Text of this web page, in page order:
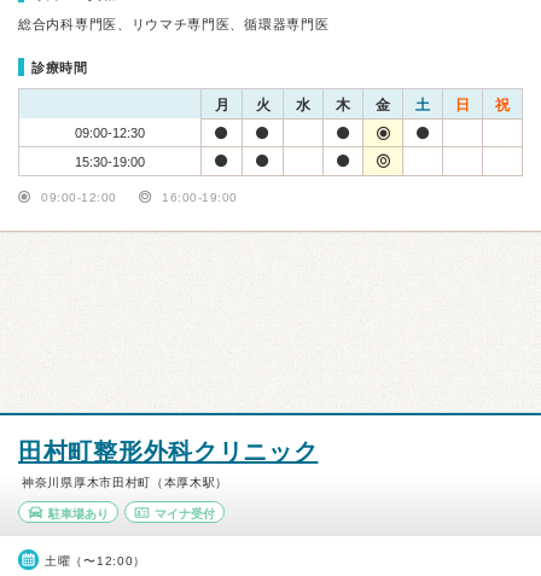
総合内科専門医、リウマチ専門医、循環器専門医
診療時間
月 火 水 木 金 土 日 祝
09:00-12:30
15:30-19:00
09:00-12:00 16:00-19:00
田村町整形外科クリニック
神奈川県厚木市田村町（本厚木駅）
駐車場あり マイナ受付
土曜（〜12:00）